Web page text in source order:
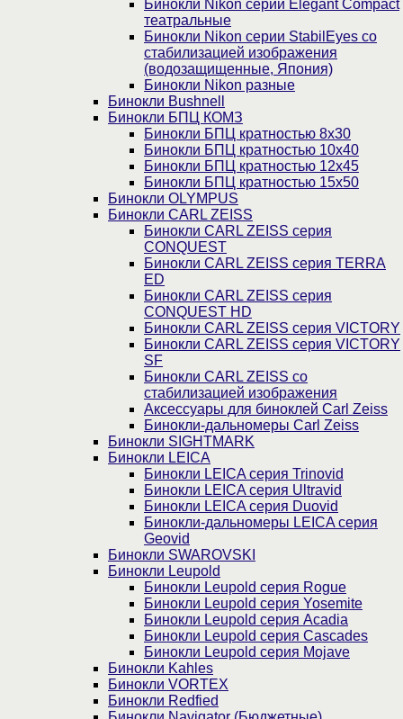
Бинокли Nikon серии Elegant Compact
театральные
Бинокли Nikon серии StabilEyes со
стабилизацией изображения
(водозащищенные, Япония)
Бинокли Nikon разные
Бинокли Bushnell
Бинокли БПЦ КОМЗ
Бинокли БПЦ кратностью 8х30
Бинокли БПЦ кратностью 10х40
Бинокли БПЦ кратностью 12х45
Бинокли БПЦ кратностью 15х50
Бинокли OLYMPUS
Бинокли CARL ZEISS
Бинокли CARL ZEISS серия
CONQUEST
Бинокли CARL ZEISS серия TERRA
ED
Бинокли CARL ZEISS серия
CONQUEST HD
Бинокли CARL ZEISS серия VICTORY
Бинокли CARL ZEISS серия VICTORY
SF
Бинокли CARL ZEISS со
стабилизацией изображения
Аксессуары для биноклей Carl Zeiss
Бинокли-дальномеры Carl Zeiss
Бинокли SIGHTMARK
Бинокли LEICA
Бинокли LEICA серия Trinovid
Бинокли LEICA серия Ultravid
Бинокли LEICA серия Duovid
Бинокли-дальномеры LEICA серия
Geovid
Бинокли SWAROVSKI
Бинокли Leupold
Бинокли Leupold серия Rogue
Бинокли Leupold серия Yosemite
Бинокли Leupold серия Acadia
Бинокли Leupold серия Cascades
Бинокли Leupold серия Mojave
Бинокли Kahles
Бинокли VORTEX
Бинокли Redfied